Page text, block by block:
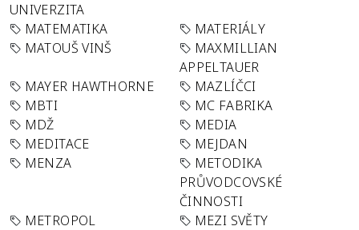
UNIVERZITA
MATEMATIKA
MATERIÁLY
MATOUŠ VINŠ
MAXMILLIAN
APPELTAUER
MAYER HAWTHORNE
MAZLÍČCI
MBTI
MC FABRIKA
MDŽ
MEDIA
MEDITACE
MEJDAN
MENZA
METODIKA
PRŮVODCOVSKÉ
ČINNOSTI
METROPOL
MEZI SVĚTY